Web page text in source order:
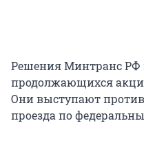
Решения Минтранс РФ
продолжающихся
Они выступают
проезда по